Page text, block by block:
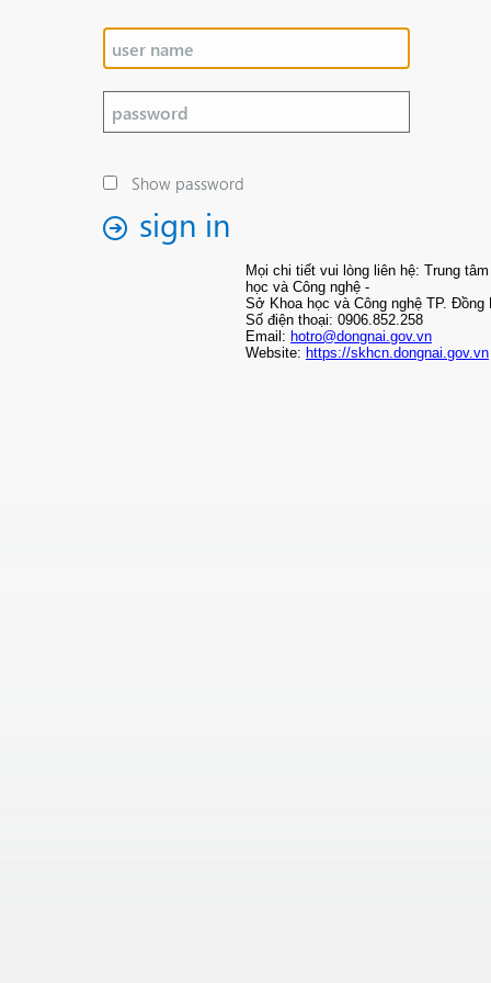
Show password
sign in
Mọi chi tiết vui lòng liên hệ: Trung
học và Công nghệ -
Sở Khoa học và Công nghệ TP. Đồng
Số điện thoại: 0906.852.258
Email: hotro@dongnai.gov.vn
Website: https://skhcn.dongnai.gov.vn